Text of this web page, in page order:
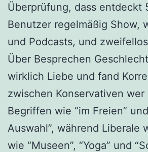
Überprüfung, dass entdeckt
Benutzer regelmäßig Show,
und Podcasts, und
Über Besprechen
wirklich Liebe und fand
zwischen Konservativen wer
Begriffen wie “im Freien”
Auswahl”, während Liberale
wie “Museen”, “Yoga” und